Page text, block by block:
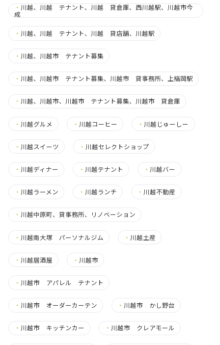
・ 川越、川越 テナント、川越 貸倉庫、西川越駅、川越市今
成
・ 川越、川越 テナント、川越 貸店舗、川越駅
・ 川越、川越市 テナント募集
・ 川越、川越市 テナント募集、川越市 貸事務所、上福岡駅
・ 川越、川越市、川越市 テナント募集、川越市 貸倉庫
・ 川越グルメ ・ 川越コーヒー ・ 川越じゅーしー
・ 川越スイーツ ・ 川越セレクトショップ
・ 川越ディナー ・ 川越テナント ・ 川越バー
・ 川越ラーメン ・ 川越ランチ ・ 川越不動産
・ 川越中原町、貸事務所、リノベーション
・ 川越南大塚 パーソナルジム ・ 川越土産
・ 川越居酒屋 ・ 川越市
・ 川越市 アパレル テナント
・ 川越市 オーダーカーテン ・ 川越市 かし野台
・ 川越市 キッチンカー ・ 川越市 クレアモール